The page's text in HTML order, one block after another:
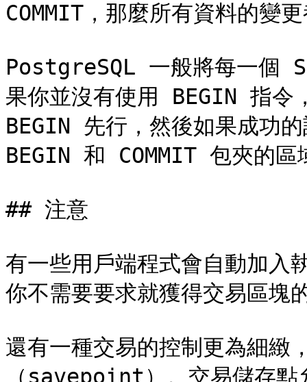
COMMIT，那麼所有資料的變
PostgreSQL 一般將每一個
果你並沒有使用 BEGIN 指令
BEGIN 先行，然後如果成功
BEGIN 和 COMMIT 包夾的區
## 注意
有一些用戶端程式會自動加
你不需要要求就獲得交易區塊
還有一種交易的控制更為細緻
（savepoint）。交易儲存點